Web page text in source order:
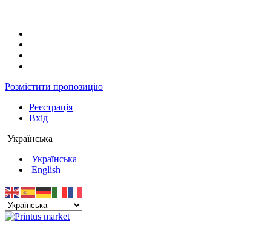
Розмістити пропозицію
Реєстрація
Вхід
Українська
Українська
English